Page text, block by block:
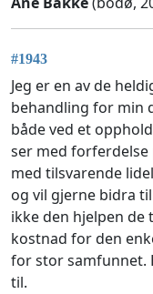
#1943
Jeg er en av de
behandling for min
både ved et
ser med
med tilsvarende
og vil gjerne bidra
ikke den hjelpen de
kostnad for den
for stor samfunnet.
til.